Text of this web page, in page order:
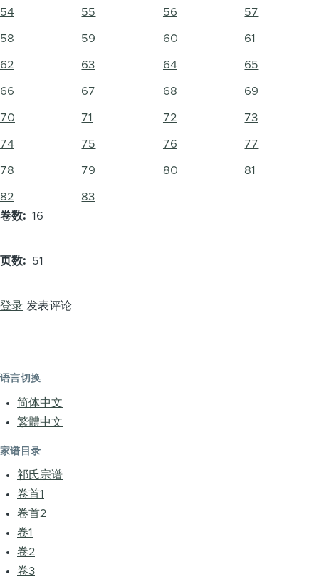
54 55 56 57
58 59 60 61
62 63 64 65
66 67 68 69
70 71 72 73
74 75 76 77
78 79 80 81
82
83
卷数
16
页数 51
登录 发表评论
语言切换
简体中文
繁體中文
家谱目录
祁氏宗谱
卷首1
卷首2
卷1
卷2
卷3